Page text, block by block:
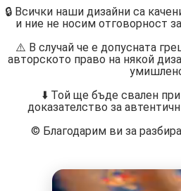
🔒 Всички наши дизайни са
и ние не носим отговорност
⚠️ В случай че е допусната
авторското право на някой
⬇️ Той ще бъде свален
доказателство за
©️ Благодарим ви за